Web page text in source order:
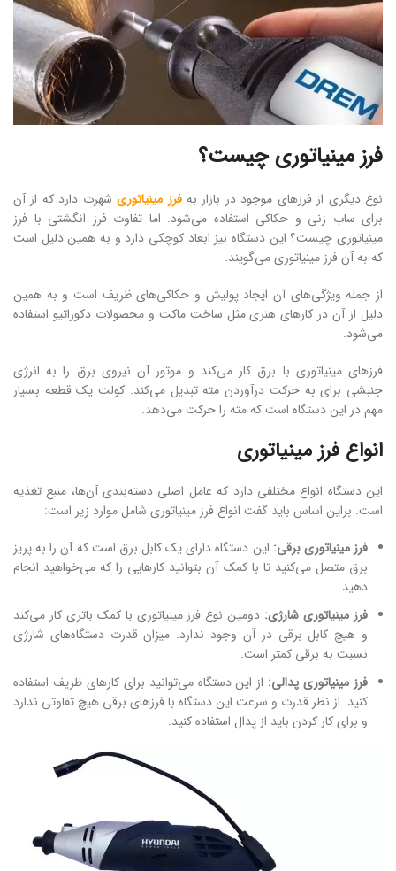
فرز مینیاتوری چیست؟
نوع دیگری از فرزهای موجود در بازار بهفرز مینیاتوریشهرت دارد که از آن
برای ساب زنی و حکاکی استفاده می‌شود. اما تفاوت فرز انگشتی با فرز
مینیاتوری چیست؟ این دستگاه نیز ابعاد کوچکی دارد و به همین دلیل است
که به آن فرز مینیاتوری می‌گویند.
از جمله ویژگی‌های آن ایجاد پولیش و حکاکی‌های ظریف است و به همین
دلیل از آن در کارهای هنری مثل ساخت ماکت و محصولات دکوراتیو استفاده
می‌شود.
فرزهای مینیاتوری با برق کار می‌کند و موتور آن نیروی برق را به انرژی
جنبشی برای به حرکت درآوردن مته تبدیل می‌کند. کولت یک قطعه بسیار
مهم در این دستگاه است که مته را حرکت می‌دهد.
انواع فرز مینیاتوری
این دستگاه انواع مختلفی دارد که عامل اصلی دسته‌بندی آن‌ها، منبع تغذیه
است. براین اساس باید گفت انواع فرز مینیاتوری شامل موارد زیر است:
فرز مینیاتوری برقی: این دستگاه دارای یک کابل برق است که آن را به پریز
برق متصل می‌کنید تا با کمک آن بتوانید کارهایی را که می‌خواهید انجام
دهید.
فرز مینیاتوری شارژی: دومین نوع فرز مینیاتوری با کمک باتری کار می‌کند
و هیچ کابل برقی در آن وجود ندارد. میزان قدرت دستگاه‌های شارژی
نسبت به برقی کمتر است.
فرز مینیاتوری پدالی: از این دستگاه می‌توانید برای کارهای ظریف استفاده
کنید. از نظر قدرت و سرعت این دستگاه با فرزهای برقی هیچ تفاوتی ندارد
و برای کار کردن باید از پدال استفاده کنید.